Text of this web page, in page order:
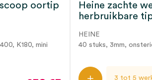
oortip
K180, mini
Heine zachte
herbruikbare
HEINE
40 stuks, 3mm,
3 tot 5